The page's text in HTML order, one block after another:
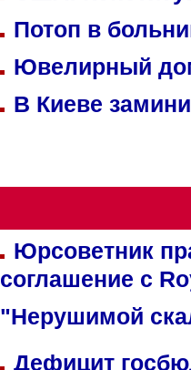
Потоп в
Ювелирный
В Киеве
Юрсоветник
соглашение с
"Нерушимой
Дефицит